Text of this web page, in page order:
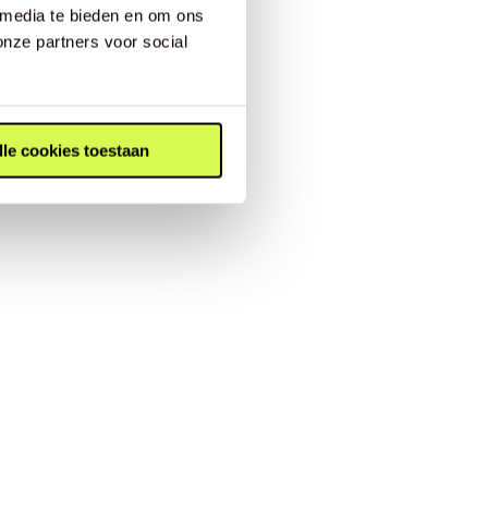
te bieden en om ons
partners voor social
cookies toestaan